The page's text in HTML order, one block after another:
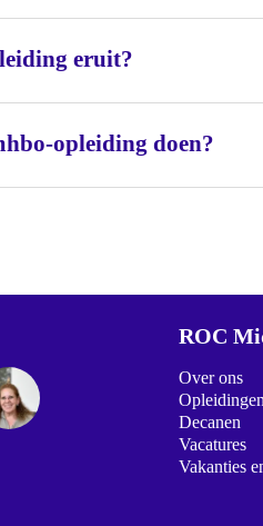
eruit?
opleiding doen?
ROC
Over ons
Opleidingen
Decanen
Vacatures
Vakanties